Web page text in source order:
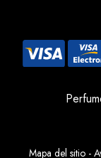
Mapa del sitio-